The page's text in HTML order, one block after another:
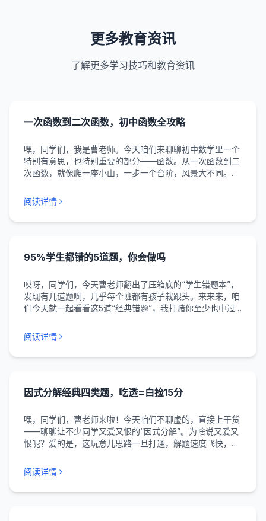
更多教育资讯
了解更多学习技巧和教育资讯
一次函数到二次函数，初中函数全攻略
嘿，同学们，我是曹老师。今天咱们来聊聊初中数学里一个
特别有意思，也特别重要的部分——函数。从一次函数到二
次函数，就像爬一座小山，一步一个台阶，风景大不同。很
地气”的方式，带你打通任督二脉。 首先，咱们得搞明白，
函数...
阅读详情
95%学生都错的5道题，你会做吗
哎呀，同学们，今天曹老师翻出了压箱底的“学生错题本”，
发现有几道题啊，几乎每个班都有孩子栽跟头。来来来，咱
们今天就一起看看这5道“经典错题”，我打赌你至少也中过
空：她唱（ ...
阅读详情
因式分解经典四类题，吃透=白捡15分
嘿，同学们，曹老师来啦！今天咱们不聊虚的，直接上干货
——聊聊让不少同学又爱又恨的“因式分解”。为啥说又爱又
恨呢？爱的是，这玩意儿思路一旦打通，解题速度飞快，简
阅读详情